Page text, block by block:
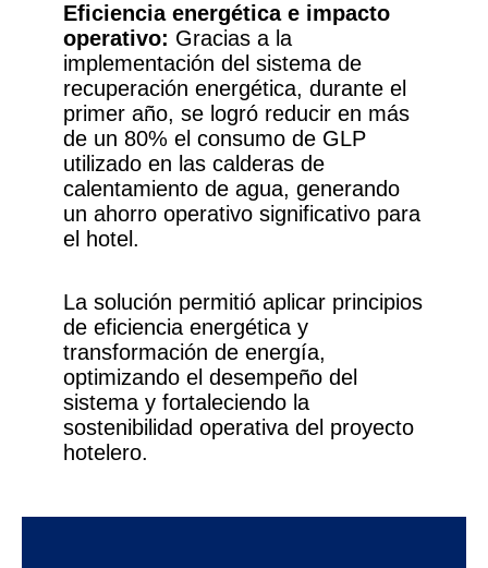
Eficiencia energética e impacto
operativo: Gracias a la
implementación del sistema de
recuperación energética, durante el
primer año, se logró reducir en más
de un 80% el consumo de GLP
utilizado en las calderas de
calentamiento de agua, generando
un ahorro operativo significativo para
el hotel.
La solución permitió aplicar principios
de eficiencia energética y
transformación de energía,
optimizando el desempeño del
sistema y fortaleciendo la
sostenibilidad operativa del proyecto
hotelero.